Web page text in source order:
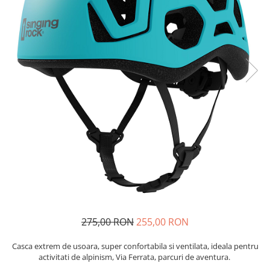
Suruburi de gheata
Magneziu
Rucsaci
Slackline
Lopeti de zapada / avalansa
RUCSACI
Rucsaci pana la 30 litri
275,00 RON255,00 RON
Casca extrem de usoara, super confortabila si ventilata, ideala pentru
activitati de alpinism, Via Ferrata, parcuri de aventura.